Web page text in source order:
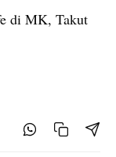
di MK, Takut